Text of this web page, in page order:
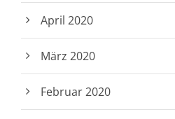
April 2020
März 2020
Februar 2020